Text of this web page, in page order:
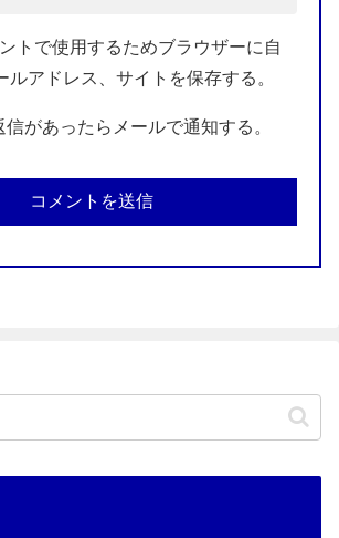
トで使用するためブラウザーに自
ルアドレス、サイトを保存する。
信があったらメールで通知する。